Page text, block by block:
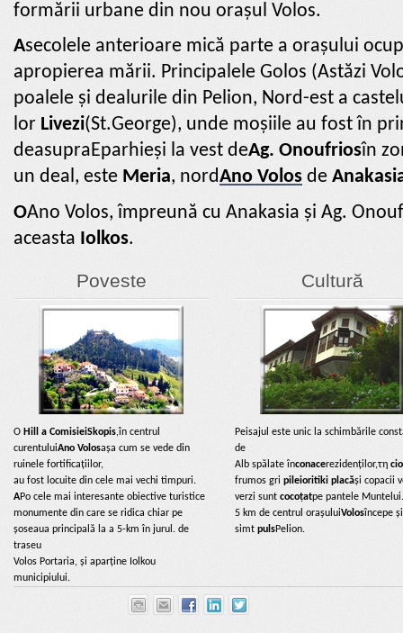
formării urbane din nou orașul Volos.
Asecolele anterioare mică parte a orașului
apropierea mării. Principalele Golos (Astăzi
poalele și dealurile din Pelion, Nord-est a
lor Livezi(St.George), unde moșiile au fost în
deasupraEparhieși la vest deAg. Onoufriosîn
un deal, este Meria, nordAno Volos de
ΟAno Volos, împreună cu Anakasia și Ag.
aceasta Iolkos.
Poveste
Ο Hill a ComisieiSkopis,în centrul
curentuluiAno Volosașa cum se vede din
ruinele fortificațiilor,
au fost locuite din cele mai vechi timpuri.
APo cele mai interesante obiective turistice
monumente din care se ridica chiar pe
șoseaua principală la a 5-km în jurul. de
traseu
Volos Portaria, și aparține Iolkou
municipiului.
Cultură
Peisajul este unic la schimbările
de
Alb spălate înconacerezidenților,τη
frumos gripileioritiki placăși copacii
verzi suntcocoțatpe pantele
5 km de centrul orașuluiVolosîncepe
simtpulsPelion.